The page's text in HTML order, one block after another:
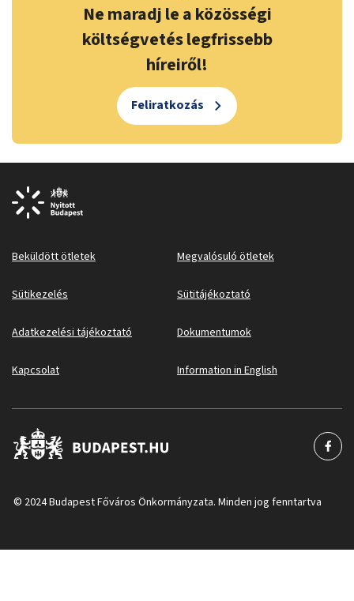
Ne maradj le a közösségi
költségvetés legfrissebb
híreiről!
Feliratkozás
Beküldött ötletek Megvalósuló ötletek
Sütikezelés Sütitájékoztató
Adatkezelési tájékoztató Dokumentumok
Kapcsolat Information in English
© 2024 Budapest Főváros Önkormányzata. Minden jog fenntartva